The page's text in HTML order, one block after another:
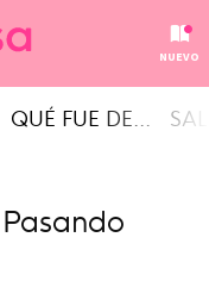
NUEVO
QUÉ FUE DE...